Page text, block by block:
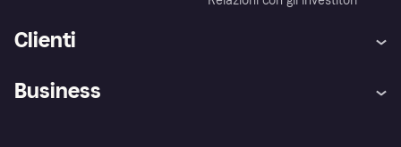
Clienti
Assistenza
Business